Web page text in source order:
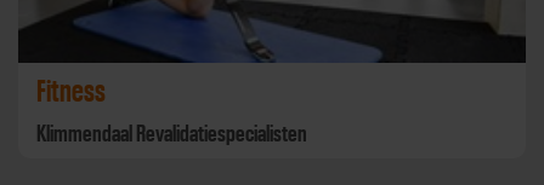
Fitness
Klimmendaal Revalidatiespecialisten